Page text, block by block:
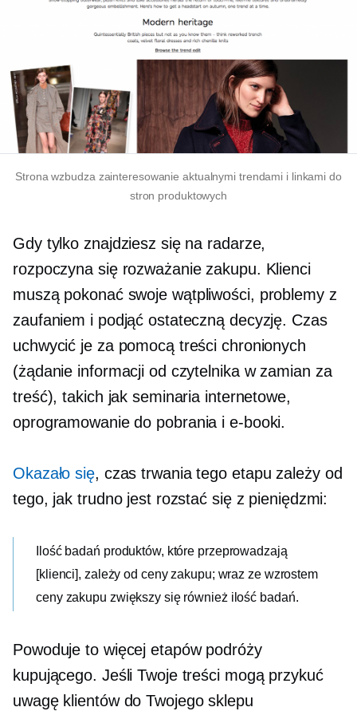
Strona wzbudza zainteresowanie aktualnymi trendami i linkami do
stron produktowych
Gdy tylko znajdziesz się na radarze,
rozpoczyna się rozważanie zakupu. Klienci
muszą pokonać swoje wątpliwości, problemy z
zaufaniem i podjąć ostateczną decyzję. Czas
uchwycić je za pomocą treści chronionych
(żądanie informacji od czytelnika w zamian za
treść), takich jak seminaria internetowe,
oprogramowanie do pobrania i e-booki.
Okazało się, czas trwania tego etapu zależy od
tego, jak trudno jest rozstać się z pieniędzmi:
Ilość badań produktów, które przeprowadzają
[klienci], zależy od ceny zakupu; wraz ze wzrostem
ceny zakupu zwiększy się również ilość badań.
Powoduje to więcej etapów podróży
kupującego. Jeśli Twoje treści mogą przykuć
uwagę klientów do Twojego sklepu